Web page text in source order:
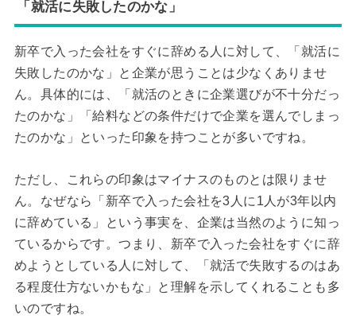
「就活に失敗したのかな」
新卒で入った会社をすぐに辞める人に対して、「就活に
失敗したのかな」と企業が思うことは少なくありませ
ん。具体的には、「就活のときに企業選びが不十分だっ
たのかな」「給料などの条件だけで企業を選んでしまっ
たのかな」といった印象を持つことが多いですね。
ただし、これらの印象はマイナスのものとは限りませ
ん。なぜなら「新卒で入った会社を3人に1人が3年以内
に辞めている」という事実を、企業は当然のように知っ
ているからです。つまり、新卒で入った会社をすぐに辞
めようとしている人に対して、「就活で失敗するのはあ
る程度仕方ないかもな」と理解を示してくれることも多
いのですね。